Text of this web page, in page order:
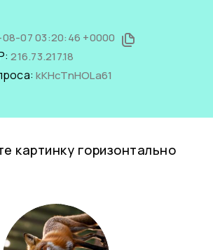
07 03:20:46 +0000
216.73.217.18
kKHcTnHOLa61
картинку горизонтально